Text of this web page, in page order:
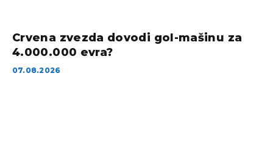
Crvena zvezda dovodi gol-mašinu za
4.000.000 evra?
07.08.2026